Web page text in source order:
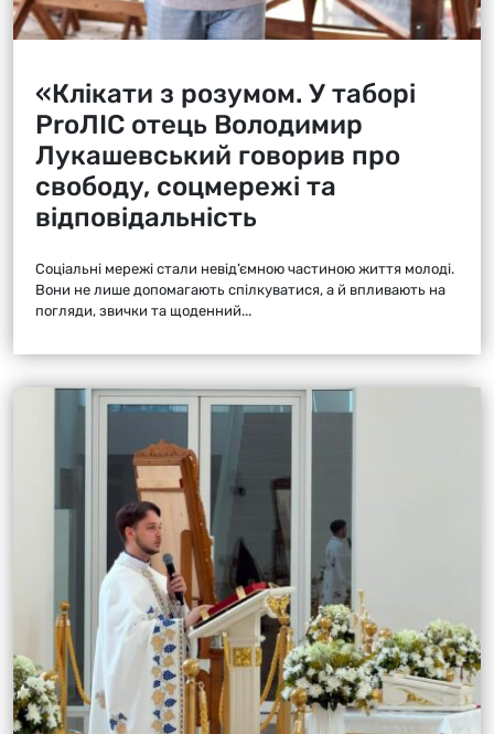
«Клікати з розумом. У таборі
ProЛІС отець Володимир
Лукашевський говорив про
свободу, соцмережі та
відповідальність
Соціальні мережі стали невід’ємною частиною життя молоді.
Вони не лише допомагають спілкуватися, а й впливають на
погляди, звички та щоденний...